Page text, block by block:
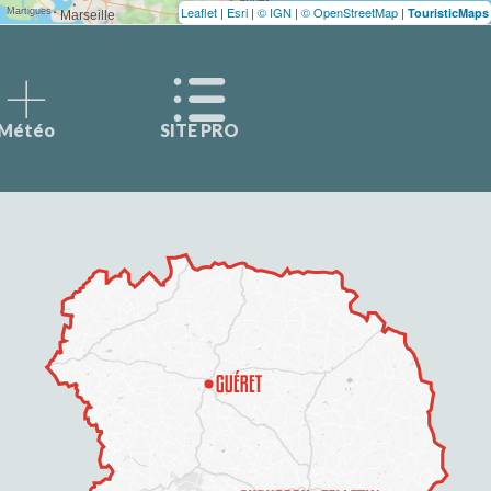
Leaflet | Esri | © IGN | © OpenStreetMap | TouristicMaps
SITE PRO